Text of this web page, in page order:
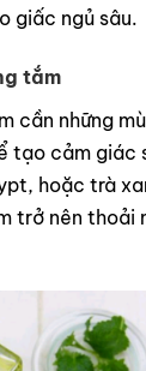
giấc ngủ sâu.
tắm
cần những
tạo cảm giác
hoặc trà
trở nên thoải